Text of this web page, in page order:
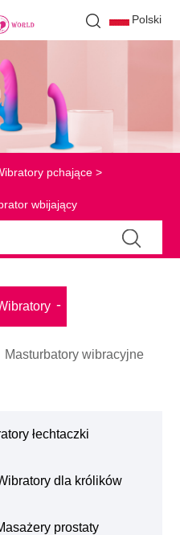
Polski
pchające >
wbijający
Masturbatory wibracyjne
łechtaczki
dla królików
prostaty